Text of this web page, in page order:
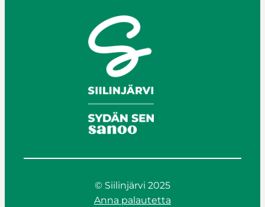
© Siilinjärvi 2025
Anna palautetta